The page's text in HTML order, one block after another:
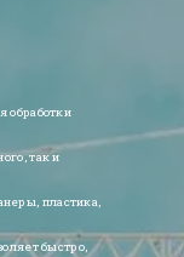
обработки
так и
пластика,
быстро,